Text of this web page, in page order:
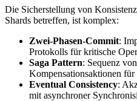
Die Sicherstellung von
Shards betreffen, ist komplex:
Zwei-Phasen-Commit:
Protokolls für kritische
Saga Pattern: Sequenz
Kompensationsaktionen für
Eventual Consistency:
mit asynchroner